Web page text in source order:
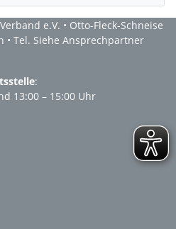
e.V. • Otto-Fleck-Schneise
• Tel. Siehe Ansprechpartner
:
13:00 – 15:00 Uhr